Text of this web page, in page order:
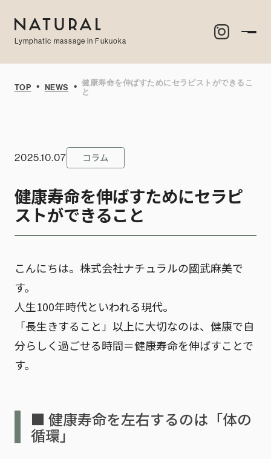
Lymphatic massage in Fukuoka
TOP・NEWS・健康寿命を伸ばすためにセラピストができるこ
と
2025.10.07 コラム
健康寿命を伸ばすためにセラピ
ストができること
こんにちは。株式会社ナチュラルの國武麻美で
す。
人生100年時代といわれる現代。
「長生きすること」以上に大切なのは、 健康で自
分らしく過ごせる時間＝健康寿命を伸ばすことで
す。
■ 健康寿命を左右するのは「体の
循環」